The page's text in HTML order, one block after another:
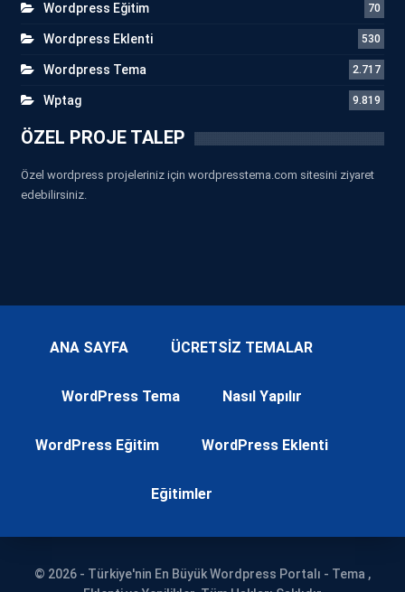
Wordpress Eğitim 70
Wordpress Eklenti 530
Wordpress Tema 2.717
Wptag 9.819
ÖZEL PROJE TALEP
Özel wordpress projeleriniz için wordpresstema.com sitesini ziyaret
edebilirsiniz.
ANA SAYFA ÜCRETSİZ TEMALAR
WordPress Tema Nasıl Yapılır
WordPress Eğitim WordPress Eklenti
Eğitimler
© 2026 - Türkiye'nin En Büyük Wordpress Portalı - Tema ,